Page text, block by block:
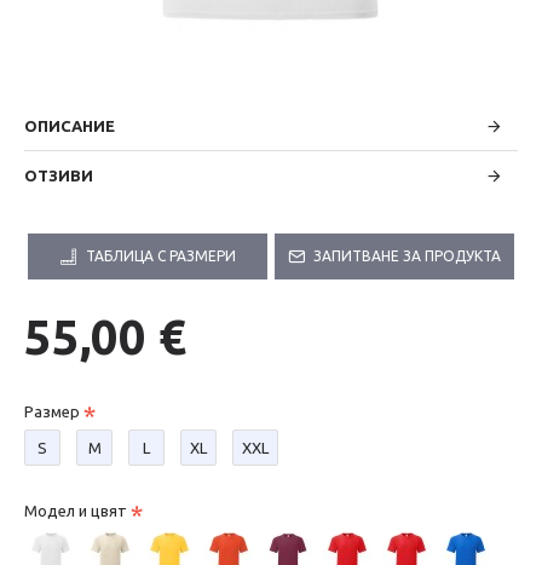
ОПИСАНИЕ
ОТЗИВИ
ТАБЛИЦА С РАЗМЕРИ ЗАПИТВАНЕ ЗА ПРОДУКТА
55,00 €
Размер
S М L XL XXL
Модел и цвят